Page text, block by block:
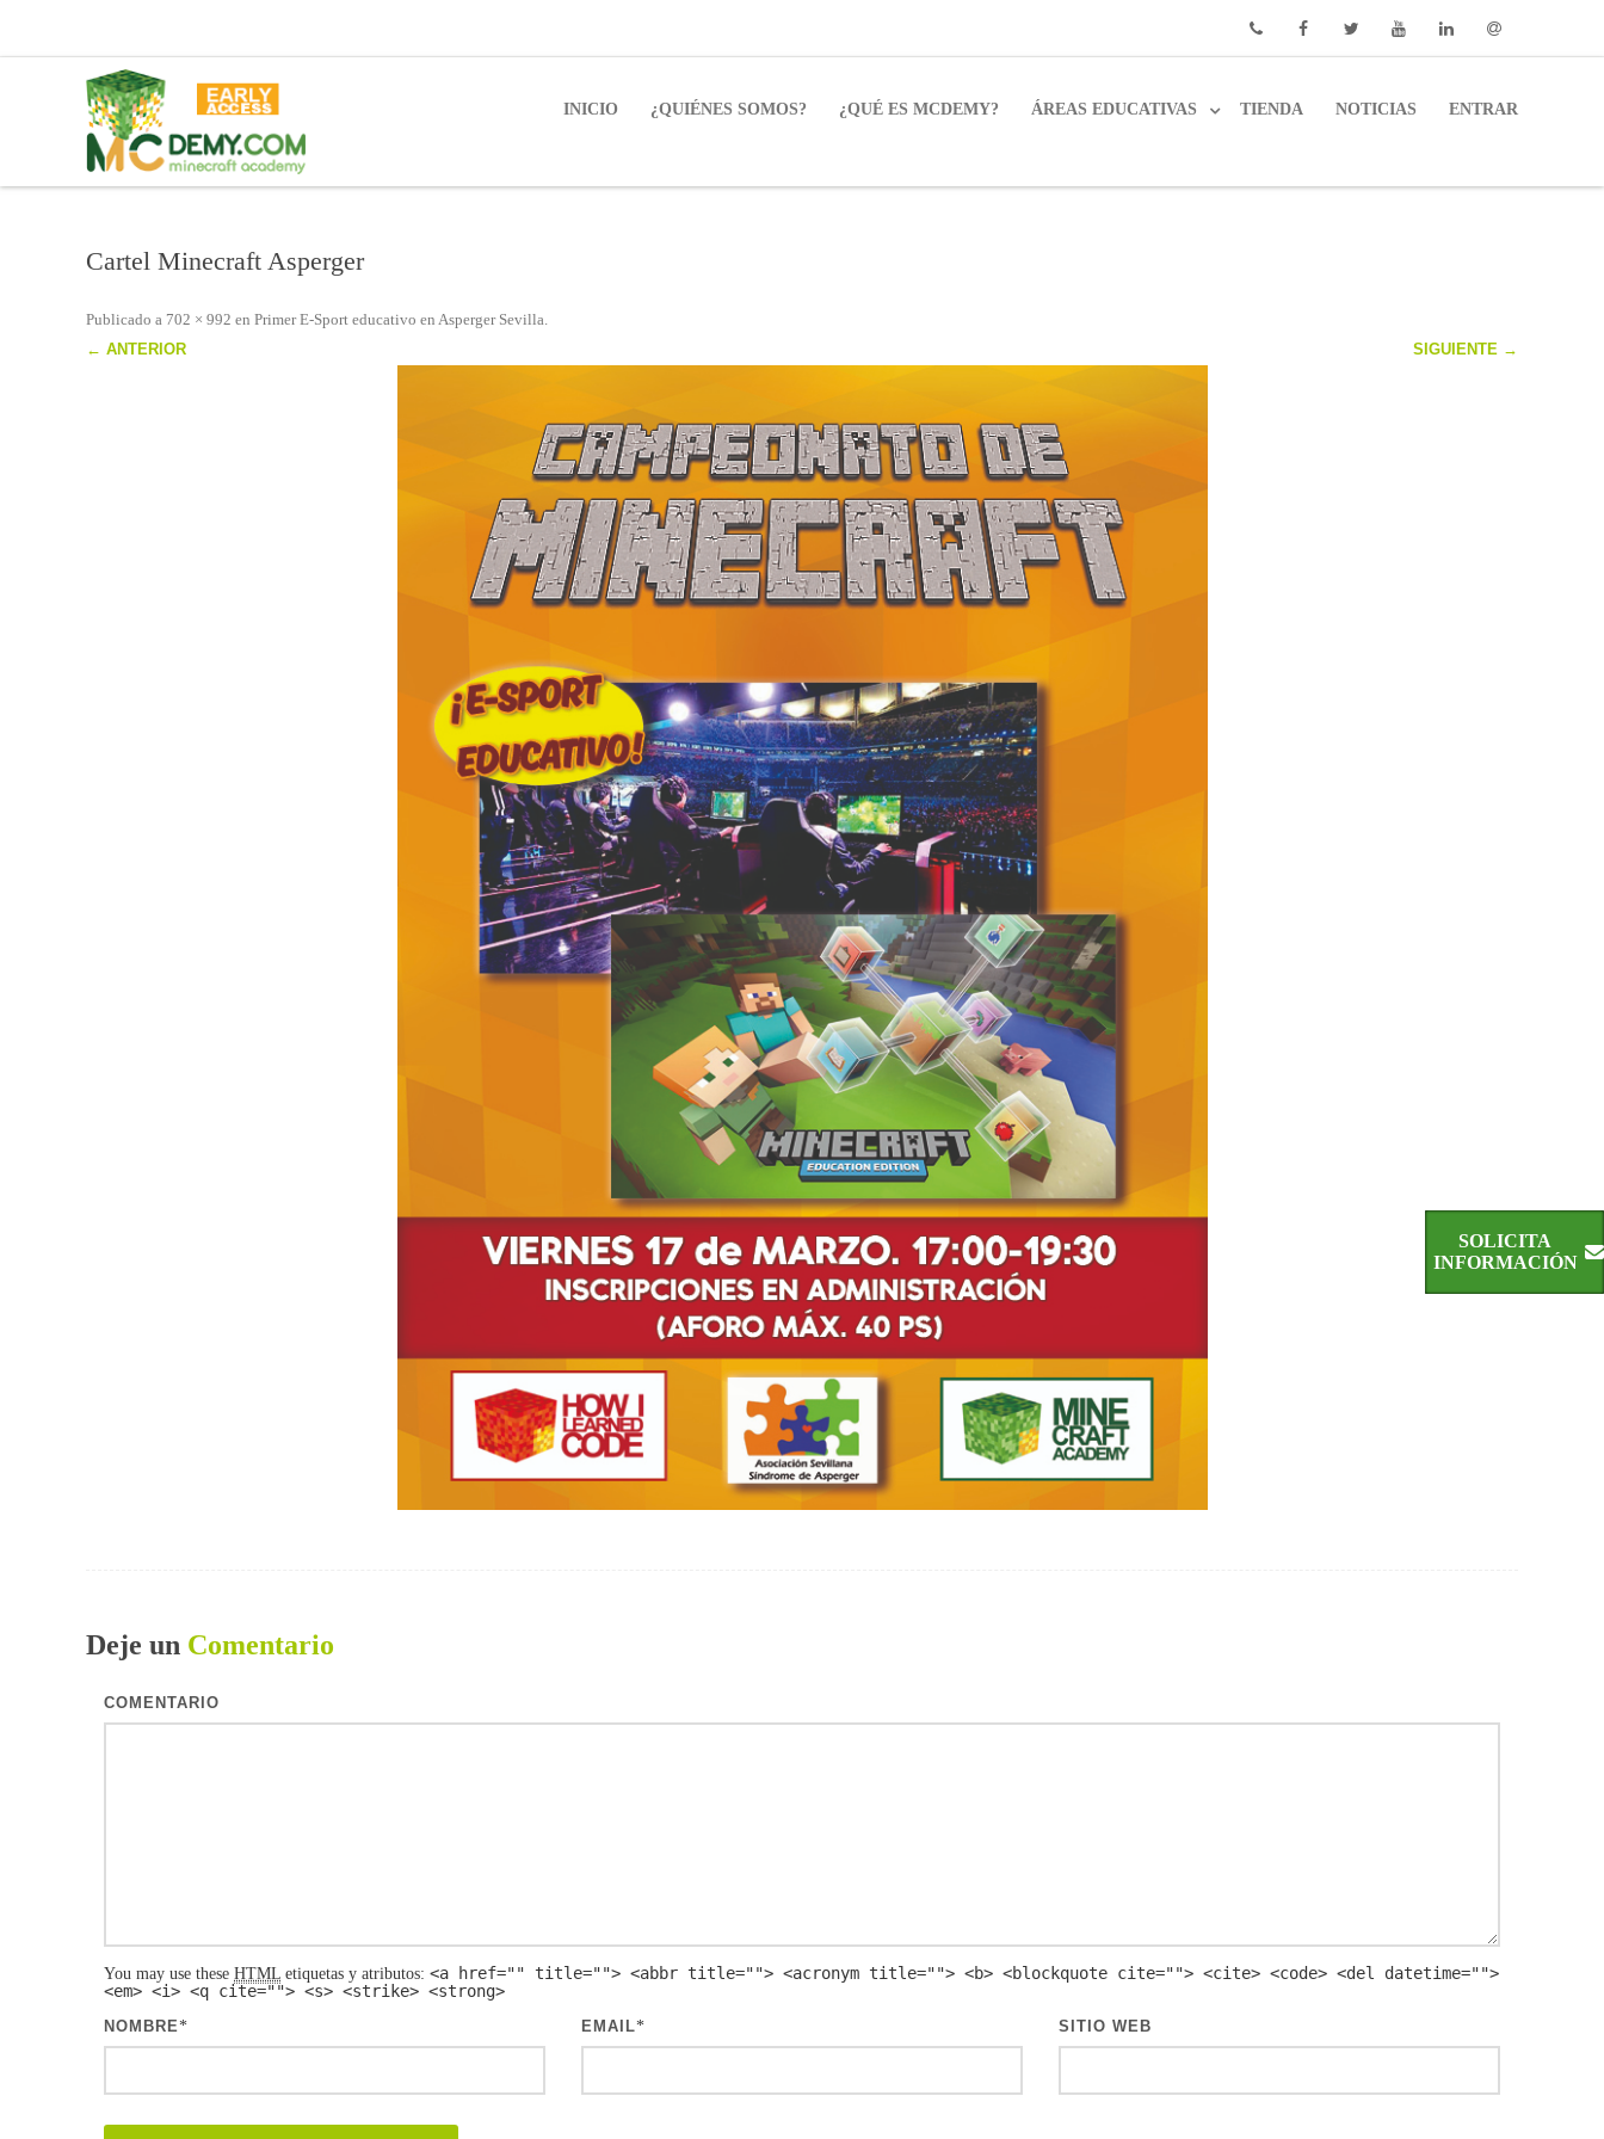
INICIO
¿QUIÉNES SOMOS? ¿QUÉ ES MCDEMY? ÁREAS EDUCATIVAS TIENDA NOTICIAS ENTRAR
Cartel Minecraft Asperger
Publicado a 702 × 992 en Primer E-Sport educativo en Asperger Sevilla
← ANTERIOR
SIGUIENTE →
Deje un Comentario
COMENTARIO
You may use these HTML etiquetas y atributos: <a href="" title=""> <abbr title=""> <acronym title=""> <b> <blockquote cite=""> <cite> <code> <del datetime="">
<em> <i> <q cite=""> <s> <strike> <strong>
NOMBRE* EMAIL* SITIO WEB
SOLICITA
INFORMACIÓN